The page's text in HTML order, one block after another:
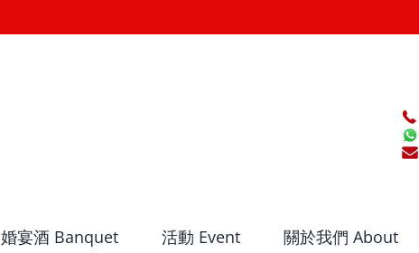
婚宴酒 Banquet 活動 Event 關於我們 About